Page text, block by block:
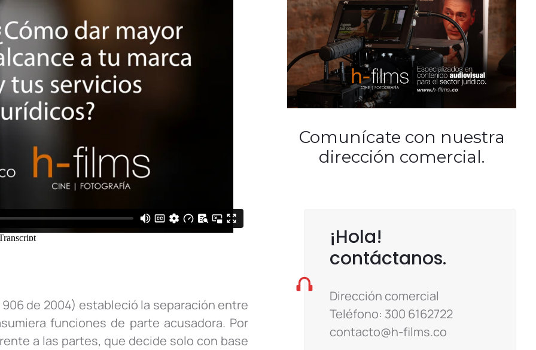
de 2004) estableció la separación entre
funciones de parte acusadora. Por
a las partes, que decide solo con base
Comunícate con nuestra
dirección comercial.
¡Hola!
contáctanos.
Dirección comercial
Teléfono: 300 6162722
contacto@h-films.co